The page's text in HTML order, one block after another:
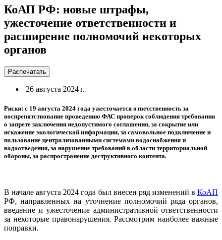
КоАП РФ: новые штрафы,
ужесточение ответственности и
расширение полномочий некоторых
органов
Распечатать
26 августа 2024 г.
Риски: с 19 августа 2024 года ужесточается ответственность за
воспрепятствование проведению ФАС проверок соблюдения требования
о запрете заключения недопустимого соглашения, за сокрытие или
искажение экологической информации, за самовольное подключение и
пользование централизованными системами водоснабжения и
водоотведения, за нарушение требований в области территориальной
обороны, за распространение деструктивного контента.
В начале августа 2024 года был внесен ряд изменений в КоАП
РФ, направленных на уточнение полномочий ряда органов,
введение и ужесточение административной ответственности
за некоторые правонарушения. Рассмотрим наиболее важные
поправки.